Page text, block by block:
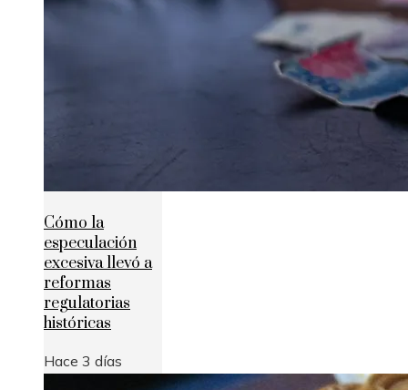
Cómo la
especulación
excesiva llevó a
reformas
regulatorias
históricas
Hace 3 días